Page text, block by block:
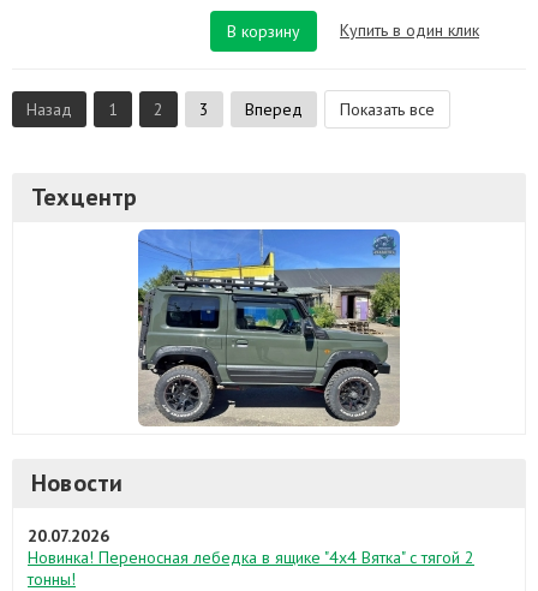
В корзину
Купить в один клик
Назад 1 2 3 Вперед Показать все
Техцентр
Новости
20.07.2026
Новинка! Переносная лебедка в ящике "4х4 Вятка" с тягой 2
тонны!